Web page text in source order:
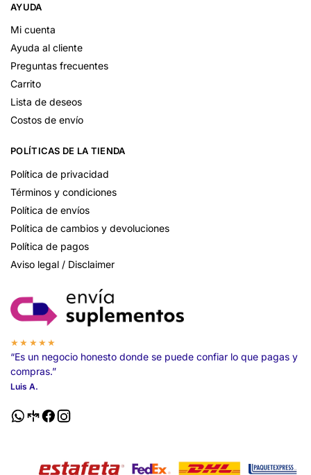
AYUDA
Mi cuenta
Ayuda al cliente
Preguntas frecuentes
Carrito
Lista de deseos
Costos de envío
POLÍTICAS DE LA TIENDA
Política de privacidad
Términos y condiciones
Política de envíos
Política de cambios y devoluciones
Política de pagos
Aviso legal / Disclaimer
★★★★★
“Es un negocio honesto donde se puede confiar lo que pagas y
compras.”
Luis A.